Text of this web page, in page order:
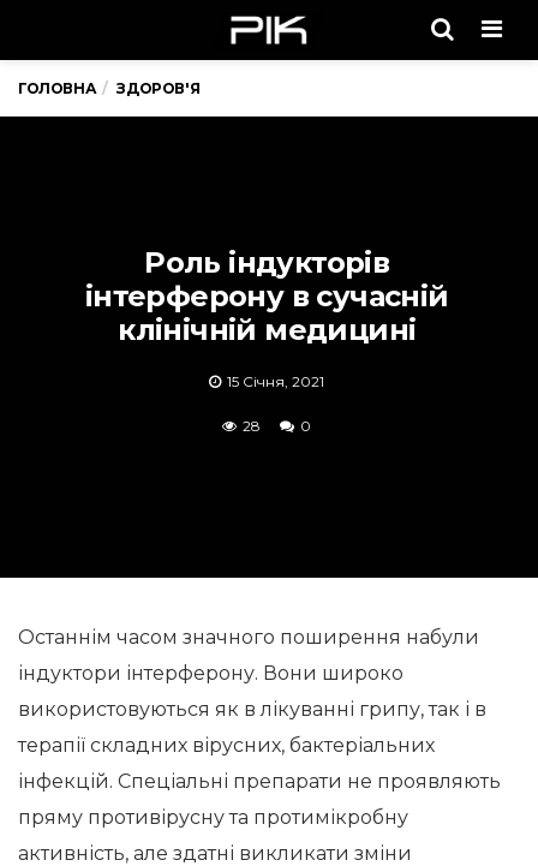
ГОЛОВНА ЗДОРОВ'Я
Роль індукторів
інтерферону в сучасній
клінічній медицині
15 Січня, 2021
28 0
Останнім часом значного поширення набули
індуктори інтерферону. Вони широко
використовуються як в лікуванні грипу, так і в
терапії складних вірусних, бактеріальних
інфекцій. Спеціальні препарати не проявляють
пряму противірусну та протимікробну
активність, але здатні викликати зміни